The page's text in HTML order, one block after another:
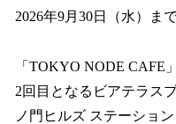
2026年9月30日（水）ま
「TOKYO NODE CAFE
2回目となるビアテラス
ノ門ヒルズ ステーショ